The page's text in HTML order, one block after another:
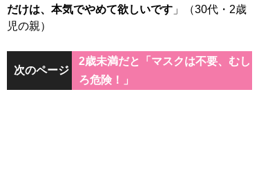
だけは、本気でやめて欲しいです 」（30代・2歳
児の親）
次のページ
2歳未満だと「マスクは不要、むし
ろ危険！」